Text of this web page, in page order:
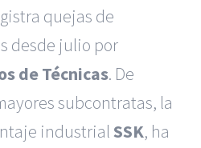
quejas de
desde julio por
de Técnicas. De
subcontratas, la
industrial SSK, ha